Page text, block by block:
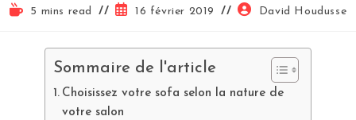
5 mins read 16 février 2019 David Houdusse
Sommaire de l'article
Choisissez votre sofa selon la nature de
votre salon